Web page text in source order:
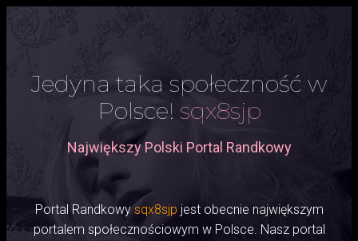
Jedyna taka społeczność w
Polsce! sqx8sjp
Największy Polski Portal Randkowy
Portal Randkowysqx8sjp jest obecnie największym
portalem społecznościowym w Polsce. Nasz portal